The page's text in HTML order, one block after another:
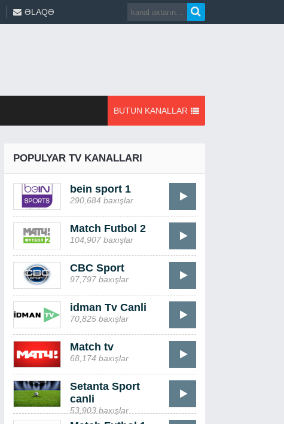
ƏLAQƏ
BUTUN KANALLAR
POPULYAR TV KANALLARI
bein sport 1
290,684 baxışlar
Match Futbol 2
104,907 baxışlar
CBC Sport
97,797 baxışlar
idman Tv Canli
70,825 baxışlar
Match tv
68,174 baxışlar
Setanta Sport
canli
53,903 baxışlar